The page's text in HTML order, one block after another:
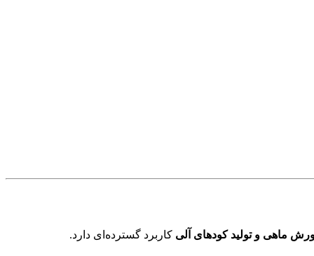
ماهی و تولید کودهای آلی کاربرد گسترده‌ای دارد.